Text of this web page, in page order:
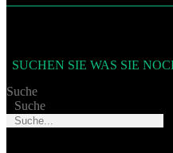
SUCHEN SIE WAS SIE
Suche
Suche